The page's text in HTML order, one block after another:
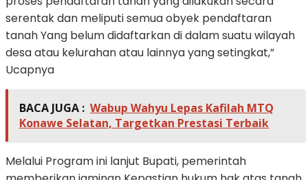
serentak dan meliputi semua obyek pendaftaran
tanah Yang belum didaftarkan di dalam suatu wilayah
desa atau kelurahan atau lainnya yang setingkat,”
Ucapnya
BACA JUGA : Wabup Wahyu Lepas Kafilah MTQ
Konawe Selatan, Targetkan Prestasi Terbaik
Melalui Program ini lanjut Bupati, pemerintah